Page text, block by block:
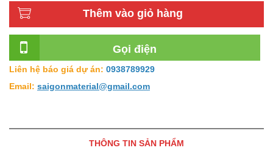
Thêm vào giỏ hàng
Gọi điện
Đại Lý Phân Phối Gạch Inax
Liên hệ báo giá dự án: 0938789929
Email: saigonmaterial@gmail.com
THÔNG TIN SẢN PHẨM